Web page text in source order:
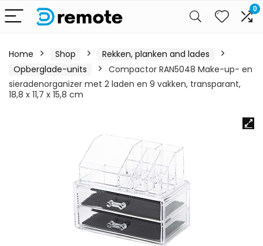
0
Home Shop
Rekken, planken and lades
Opberglade-units
Compactor RAN5048 Make-up- en
sieradenorganizer met 2 laden en 9 vakken, transparant,
18,8 x 11,7 x 15,8 cm